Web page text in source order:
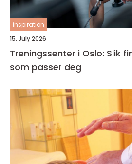
inspiration
15. July 2026
Treningssenter i Oslo: Slik
som passer deg